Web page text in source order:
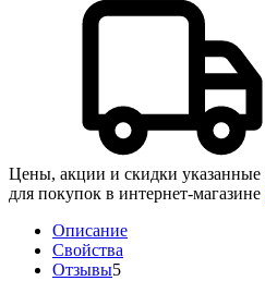
Цены, акции и скидки указанные
для покупок в интернет-магазине
Описание
Свойства
Отзывы5